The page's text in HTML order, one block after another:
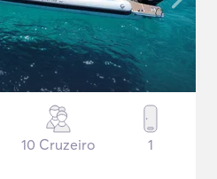
10 Cruzeiro 1